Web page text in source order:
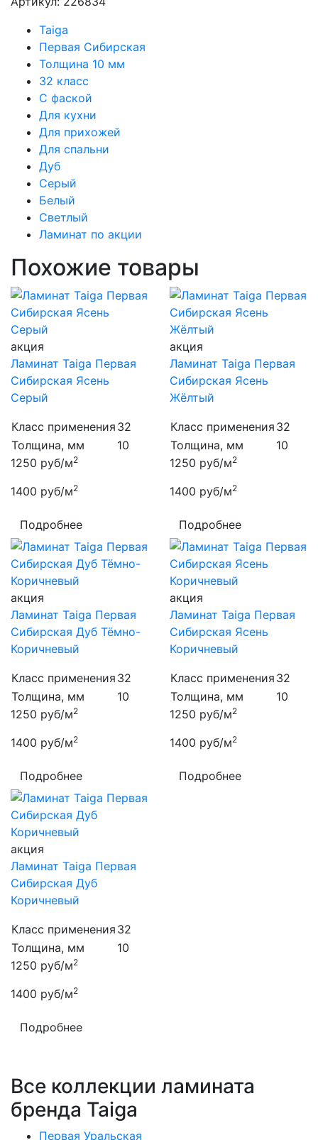
Taiga
Первая Сибирская
Толщина 10 мм
32 класс
С фаской
Для кухни
Для прихожей
Для спальни
Дуб
Серый
Белый
Светлый
Ламинат по акции
Похожие товары
акция
Ламинат Taiga Первая
Сибирская Ясень
Серый
Класс применения 32
Толщина, мм
10
1250 руб/м2
1400 руб/м2
Подробнее
акция
Ламинат Taiga Первая
Сибирская Ясень
Жёлтый
Класс применения 32
Толщина, мм
10
1250 руб/м2
1400 руб/м2
Подробнее
акция
Ламинат Taiga Первая
Сибирская Дуб Тёмно-
Коричневый
Класс применения 32
Толщина, мм
10
1250 руб/м2
1400 руб/м2
Подробнее
акция
Ламинат Taiga Первая
Сибирская Ясень
Коричневый
Класс применения 32
Толщина, мм
10
1250 руб/м2
1400 руб/м2
Подробнее
акция
Ламинат Taiga Первая
Сибирская Дуб
Коричневый
Класс применения 32
Толщина, мм
10
1250 руб/м2
1400 руб/м2
Подробнее
Все коллекции ламината
бренда Taiga
Первая Уральская